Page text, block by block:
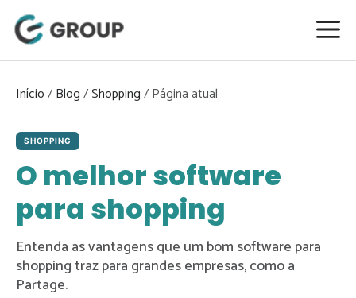
para
conteúdo
Início/Blog/Shopping/
SHOPPING
O melhor software
para shopping
Entenda as vantagens que um bom software para
shopping traz para grandes empresas, como a
Partage.